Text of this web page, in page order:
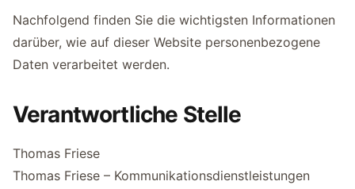
Nachfolgend finden Sie die wichtigsten Informationen
darüber, wie auf dieser Website personenbezogene
Daten verarbeitet werden.
Verantwortliche Stelle
Thomas Friese
Thomas Friese – Kommunikationsdienstleistungen